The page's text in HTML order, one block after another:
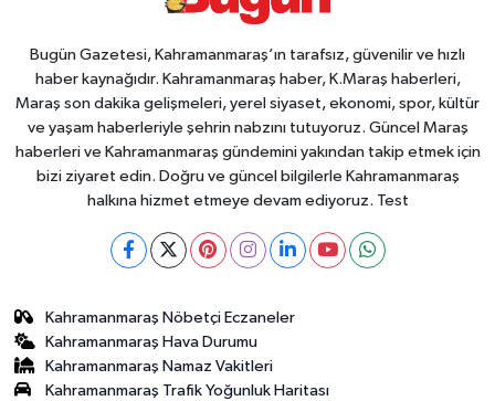
Bugün Gazetesi, Kahramanmaraş’ın tarafsız, güvenilir ve hızlı
haber kaynağıdır. Kahramanmaraş haber, K.Maraş haberleri,
Maraş son dakika gelişmeleri, yerel siyaset, ekonomi, spor, kültür
ve yaşam haberleriyle şehrin nabzını tutuyoruz. Güncel Maraş
haberleri ve Kahramanmaraş gündemini yakından takip etmek için
bizi ziyaret edin. Doğru ve güncel bilgilerle Kahramanmaraş
halkına hizmet etmeye devam ediyoruz. Test
Kahramanmaraş Nöbetçi Eczaneler
Kahramanmaraş Hava Durumu
Kahramanmaraş Namaz Vakitleri
Kahramanmaraş Trafik Yoğunluk Haritası